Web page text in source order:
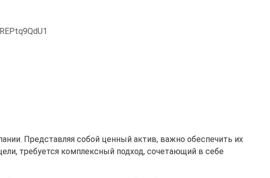
Представляя собой ценный актив, важно обеспечить их
требуется комплексный подход, сочетающий в себе